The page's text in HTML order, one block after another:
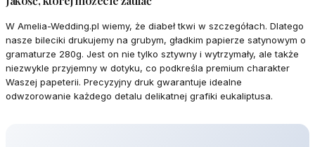
W Amelia-Wedding.pl wiemy, że diabeł tkwi w szczegółach. Dlatego
nasze bileciki drukujemy na grubym, gładkim papierze satynowym o
gramaturze 280g. Jest on nie tylko sztywny i wytrzymały, ale także
niezwykle przyjemny w dotyku, co podkreśla premium charakter
Waszej papeterii. Precyzyjny druk gwarantuje idealne
odwzorowanie każdego detalu delikatnej grafiki eukaliptusa.